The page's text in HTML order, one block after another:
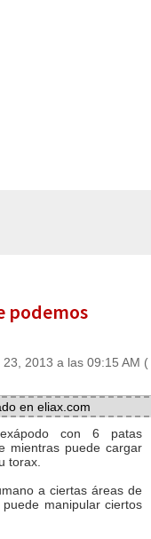
podemos
23, 2013 a las 09:15 AM (
en eliax.com
con 6 patas
mientras puede cargar
torax.
a ciertas áreas de
manipular ciertos